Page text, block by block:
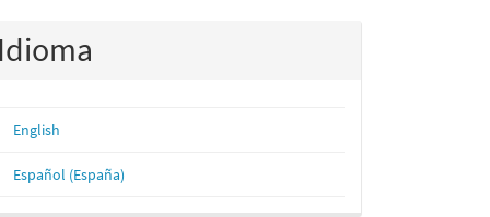
Idioma
English
Español (España)